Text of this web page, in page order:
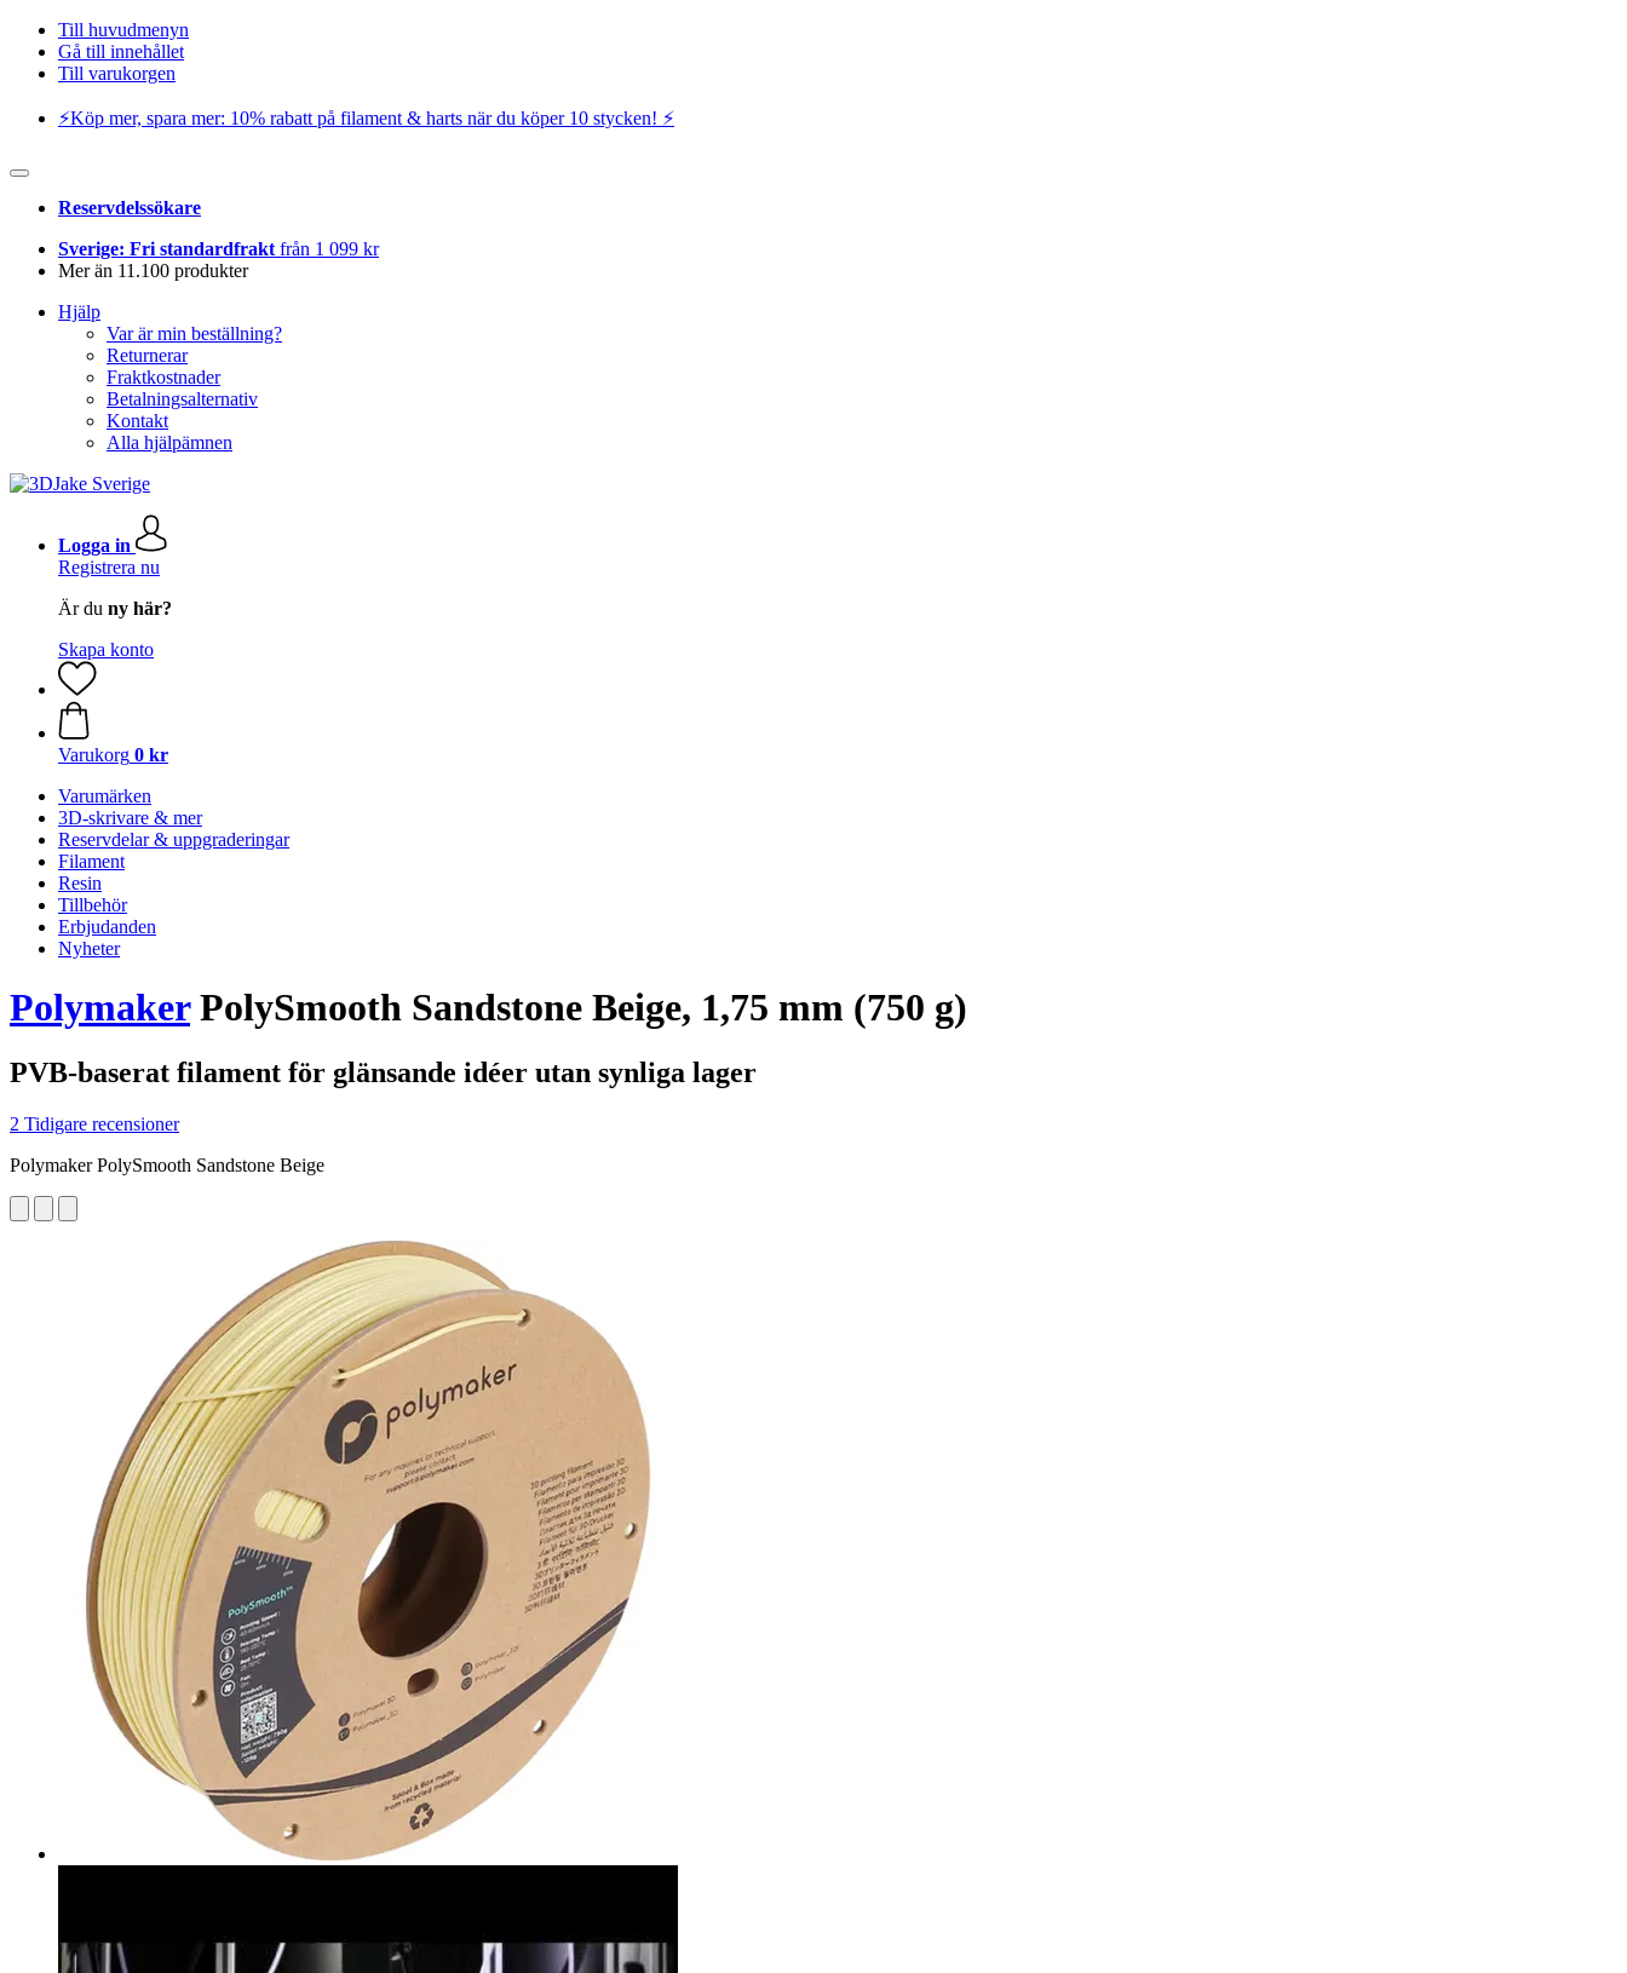
Till huvudmenyn
Gå till innehållet
Till varukorgen
⚡️Köp mer, spara mer: 10% rabatt på filament & harts när du köper 10 stycken! ⚡️
Reservdelssökare
Sverige: Fri standardfrakt från 1 099 kr
Mer än 11.100 produkter
Hjälp
Var är min beställning?
Returnerar
Fraktkostnader
Betalningsalternativ
Kontakt
Alla hjälpämnen
Logga in
Registrera nu
Är du ny här?
Skapa konto
Varukorg 0 kr
Varumärken
3D-skrivare & mer
Reservdelar & uppgraderingar
Filament
Resin
Tillbehör
Erbjudanden
Nyheter
PolymakerPolySmooth Sandstone Beige, 1,75 mm (750 g)
PVB-baserat filament för glänsande idéer utan synliga lager
2 Tidigare recensioner
Polymaker PolySmooth Sandstone Beige